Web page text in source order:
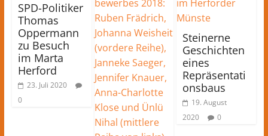
SPD-Politiker
Thomas
Oppermann
zu Besuch
im Marta
Herford
23. Juli 2020
0
Steinerne
Geschichten
eines
Repräsentati
onsbaus
19. August
2020
0